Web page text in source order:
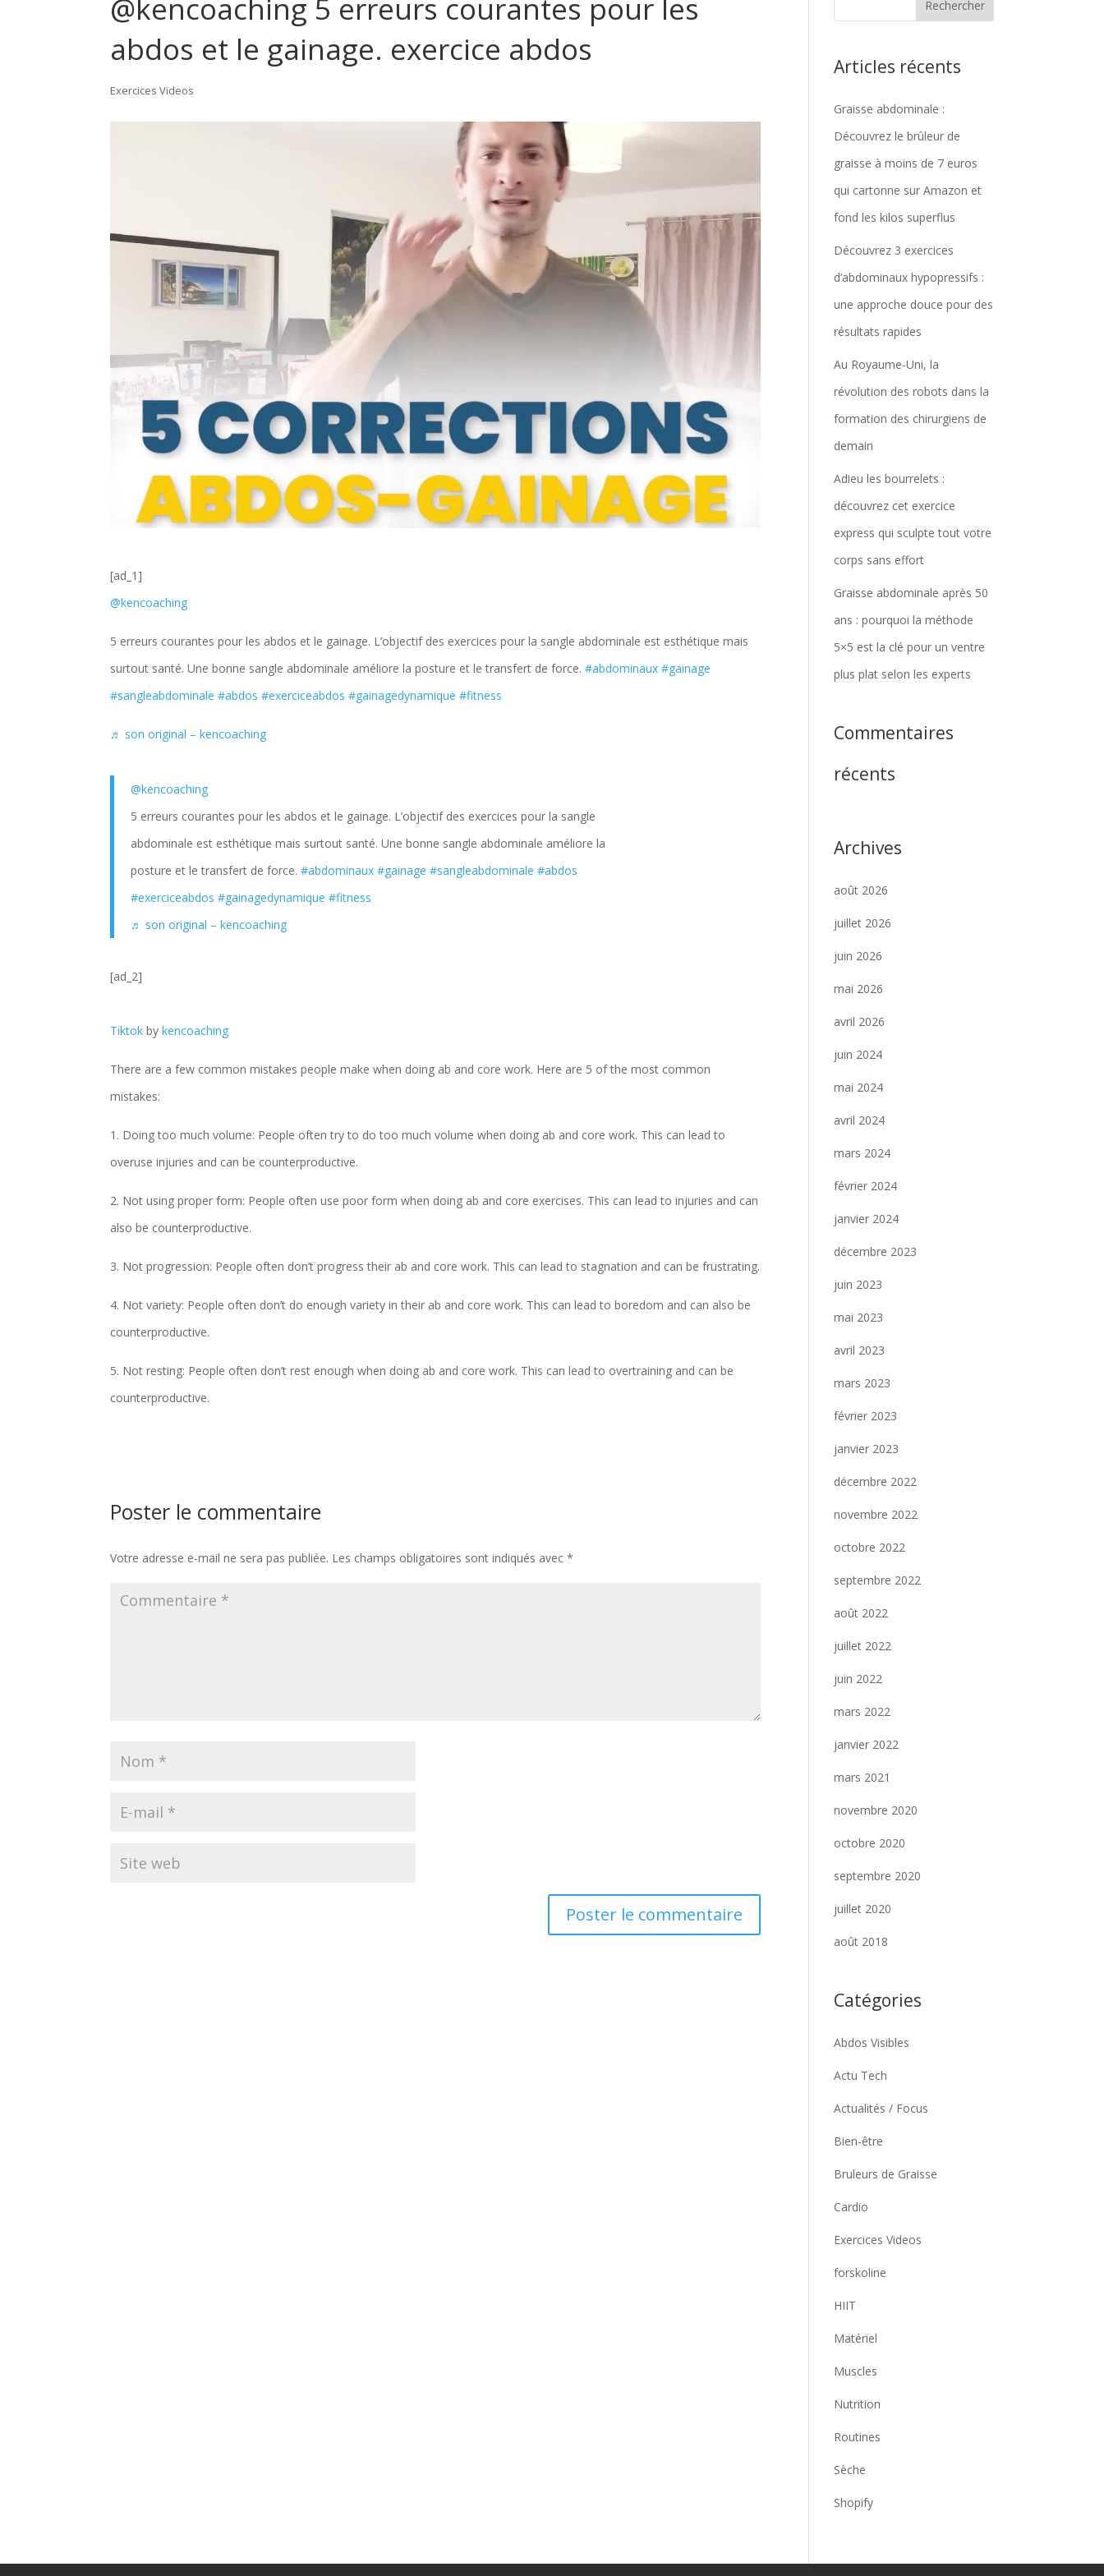
@kencoaching 5 erreurs courantes pour les
abdos et le gainage. exercice abdos
Exercices Videos
[ad_1]
@kencoaching
5 erreurs courantes pour les abdos et le gainage. L’objectif des exercices pour la sangle abdominale est esthétique mais
surtout santé. Une bonne sangle abdominale améliore la posture et le transfert de force.#abdominaux #gainage
#sangleabdominale #abdos #exerciceabdos #gainagedynamique #fitness
♬ son original – kencoaching
@kencoaching
5 erreurs courantes pour les abdos et le gainage. L’objectif des exercices pour la sangle
abdominale est esthétique mais surtout santé. Une bonne sangle abdominale améliore la
posture et le transfert de force.#abdominaux #gainage #sangleabdominale #abdos
#exerciceabdos #gainagedynamique #fitness
♬ son original – kencoaching
[ad_2]
Tiktokbykencoaching
There are a few common mistakes people make when doing ab and core work. Here are 5 of the most common
mistakes:
1. Doing too much volume: People often try to do too much volume when doing ab and core work. This can lead to
overuse injuries and can be counterproductive.
2. Not using proper form: People often use poor form when doing ab and core exercises. This can lead to injuries and can
also be counterproductive.
3. Not progression: People often don’t progress their ab and core work. This can lead to stagnation and can be frustrating.
4. Not variety: People often don’t do enough variety in their ab and core work. This can lead to boredom and can also be
counterproductive.
5. Not resting: People often don’t rest enough when doing ab and core work. This can lead to overtraining and can be
counterproductive.
Poster le commentaire
Votre adresse e-mail ne sera pas publiée. Les champs obligatoires sont indiqués avec*
Articles récents
Graisse abdominale :
Découvrez le brûleur de
graisse à moins de 7 euros
qui cartonne sur Amazon et
fond les kilos superflus
Découvrez 3 exercices
d’abdominaux hypopressifs :
une approche douce pour des
résultats rapides
Au Royaume-Uni, la
révolution des robots dans la
formation des chirurgiens de
demain
Adieu les bourrelets :
découvrez cet exercice
express qui sculpte tout votre
corps sans effort
Graisse abdominale après 50
ans : pourquoi la méthode
5×5 est la clé pour un ventre
plus plat selon les experts
Commentaires
récents
Archives
août 2026
juillet 2026
juin 2026
mai 2026
avril 2026
juin 2024
mai 2024
avril 2024
mars 2024
février 2024
janvier 2024
décembre 2023
juin 2023
mai 2023
avril 2023
mars 2023
février 2023
janvier 2023
décembre 2022
novembre 2022
octobre 2022
septembre 2022
août 2022
juillet 2022
juin 2022
mars 2022
janvier 2022
mars 2021
novembre 2020
octobre 2020
septembre 2020
juillet 2020
août 2018
Catégories
Abdos Visibles
Actu Tech
Actualités / Focus
Bien-être
Bruleurs de Graisse
Cardio
Exercices Videos
forskoline
HIIT
Matériel
Muscles
Nutrition
Routines
Sèche
Shopify